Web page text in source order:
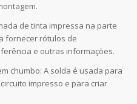
de tinta impressa na parte
fornecer rótulos de
e outras informações.
chumbo: A solda é usada para
impresso e para criar